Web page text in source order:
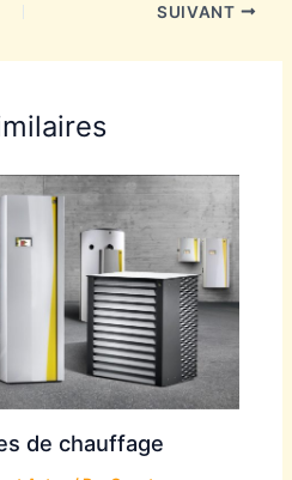
SUIVANT
de chauffage